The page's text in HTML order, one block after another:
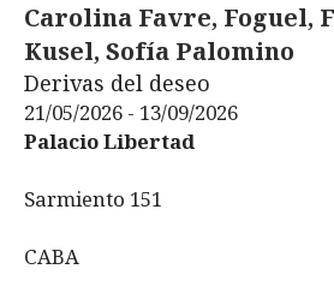
Carolina Favre, Foguel,
Kusel, Sofía Palomino
Derivas del deseo
21/05/2026 - 13/09/2026
Palacio Libertad
Sarmiento 151
CABA